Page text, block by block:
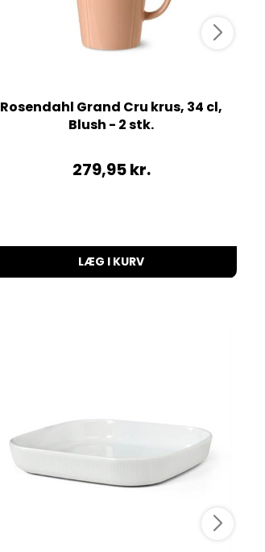
Rosendahl Grand Cru krus, 34 cl,
Blush - 2 stk.
279,95kr.
LÆG I KURV